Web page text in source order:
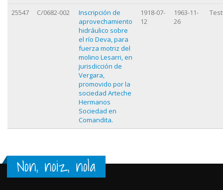
25547 C/0682-002
Inscripción de
aprovechamiento
hidráulico sobre
el río Deva, para
fuerza motriz del
molino Lesarri, en
jurisdicción de
Vergara,
promovido por la
sociedad Arteche
Hermanos
Sociedad en
Comandita.
1918-07-
12
1963-11-
26
Non, noiz, nola